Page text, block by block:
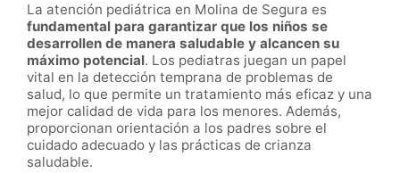
La atención pediátrica en Molina de Segura es
fundamental para garantizar que los niños se
desarrollen de manera saludable y alcancen su
máximo potencial. Los pediatras juegan un papel
vital en la detección temprana de problemas de
salud, lo que permite un tratamiento más eficaz y una
mejor calidad de vida para los menores. Además,
proporcionan orientación a los padres sobre el
cuidado adecuado y las prácticas de crianza
saludable.